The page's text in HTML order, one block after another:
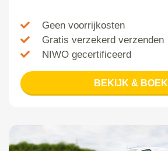
Geen voorrijkosten
Gratis verzekerd verzenden
NIWO gecertificeerd
BEKIJK & BOEK